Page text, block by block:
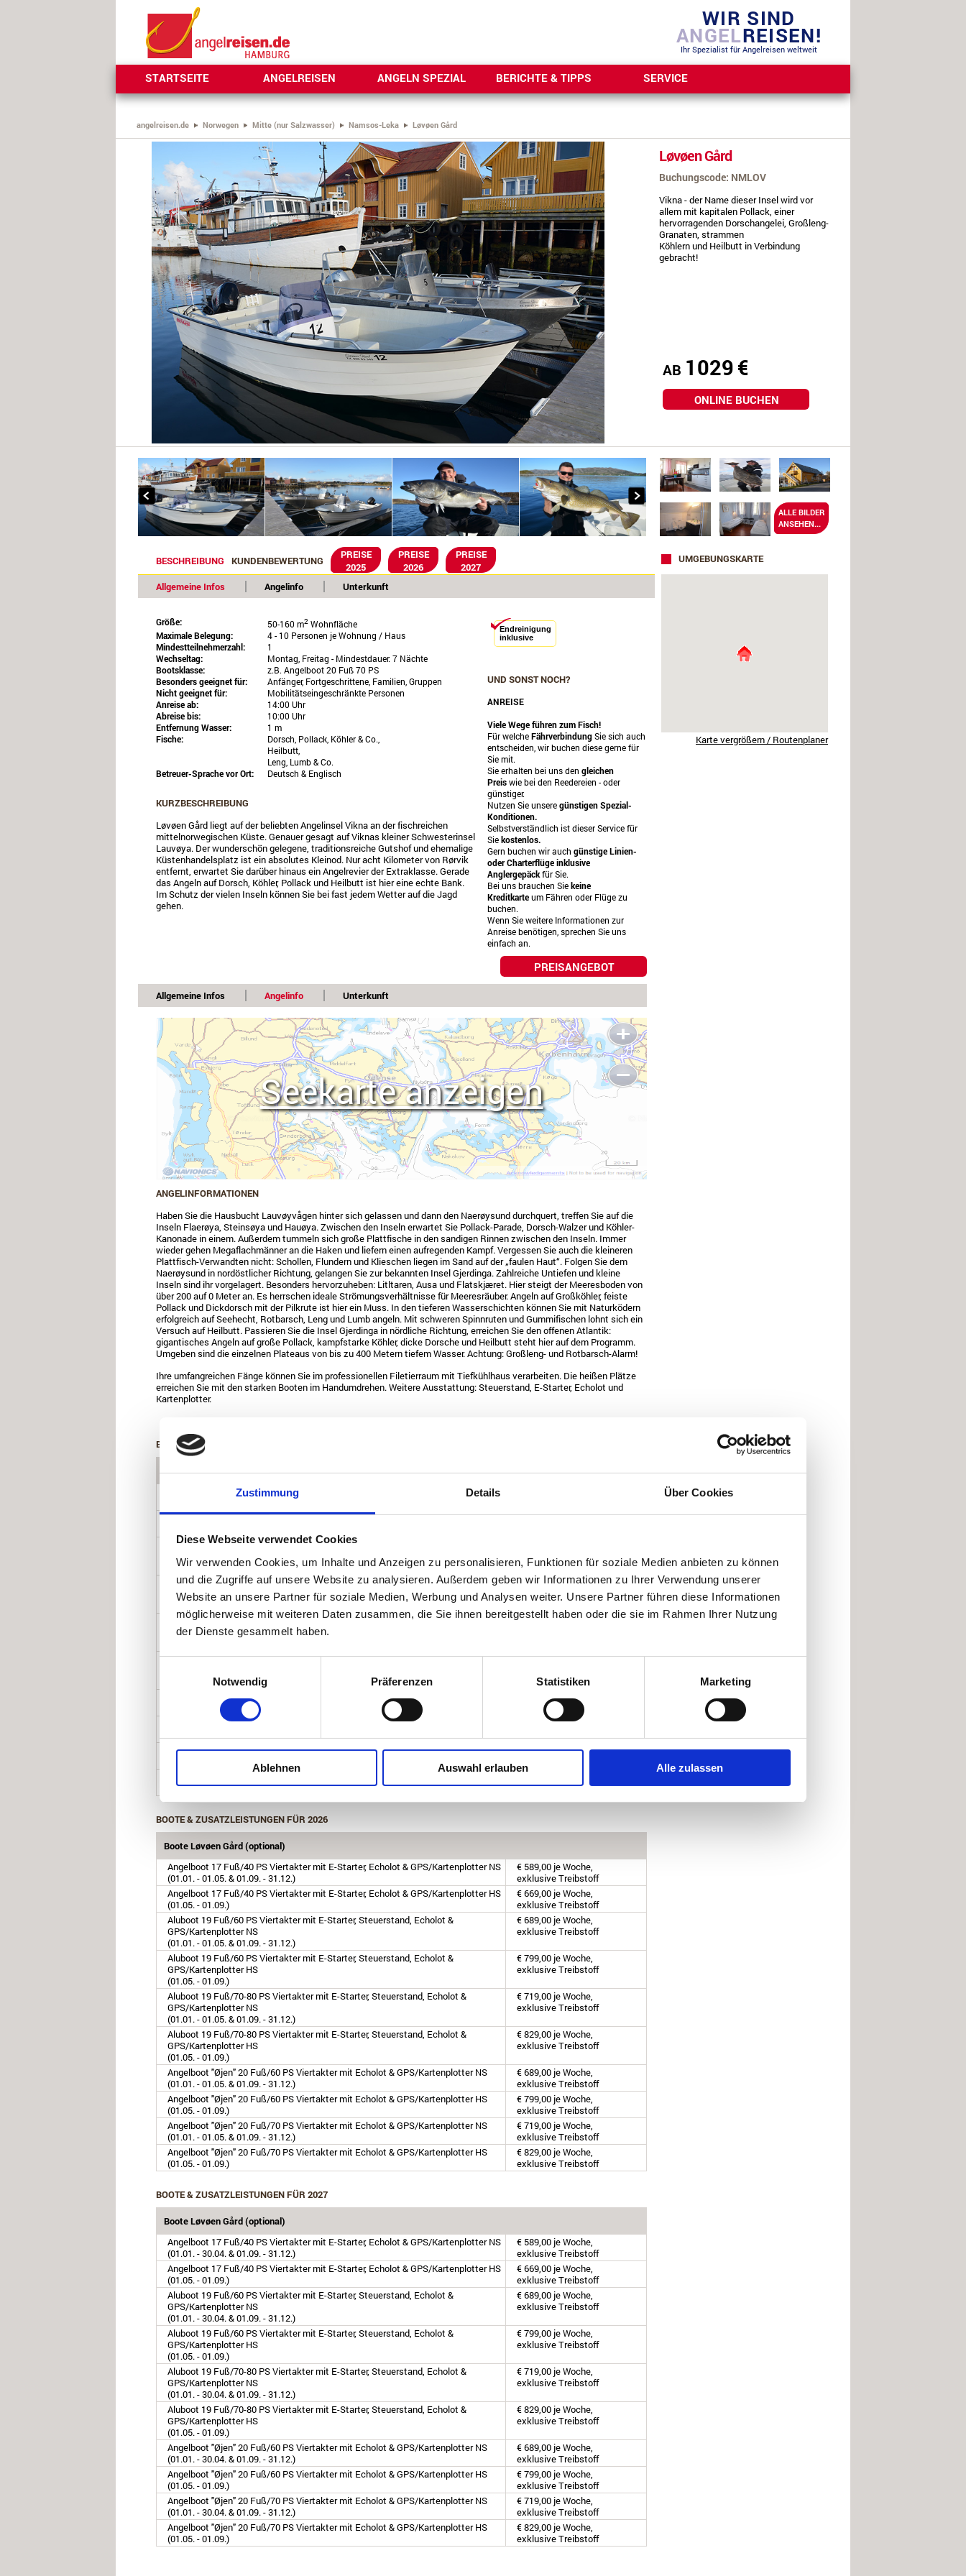
Zustimmung Details Über Cookies
Diese Webseite verwendet Cookies
Wir verwenden Cookies, um Inhalte und Anzeigen zu personalisieren, Funktionen für soziale Medien anbieten zu können
und die Zugriffe auf unsere Website zu analysieren. Außerdem geben wir Informationen zu Ihrer Verwendung unserer
Website an unsere Partner für soziale Medien, Werbung und Analysen weiter. Unsere Partner führen diese Informationen
möglicherweise mit weiteren Daten zusammen, die Sie ihnen bereitgestellt haben oder die sie im Rahmen Ihrer Nutzung
der Dienste gesammelt haben.
Notwendig
Präferenzen Statistiken Marketing
Ablehnen Auswahl erlauben Alle zulassen
WIR SIND
ANGELREISEN!
Ihr Spezialist für Angelreisen weltweit
STARTSEITE ANGELREISEN ANGELN SPEZIAL BERICHTE & TIPPS SERVICE
angelreisen.de Norwegen Mitte (nur Salzwasser) Namsos-Leka Løvøen Gård
Løvøen Gård
Buchungscode: NMLOV
Vikna - der Name dieser Insel wird vor
allem mit kapitalen Pollack, einer
hervorragenden Dorschangelei, Großleng-
Granaten, strammen
Köhlern und Heilbutt in Verbindung
gebracht!
AB 1029€
ONLINE BUCHEN
ALLE BILDER
ANSEHEN...
UMGEBUNGSKARTE
Karte vergrößern / Routenplaner
BESCHREIBUNG KUNDENBEWERTUNG
PREISE
2025
PREISE
2026
PREISE
2027
Allgemeine Infos
Angelinfo Unterkunft
Größe: 50-160 m2 Wohnfläche
Maximale Belegung:
4 - 10 Personen je Wohnung / Haus
Mindestteilnehmerzahl:
1
Wechseltag:
Montag, Freitag - Mindestdauer: 7 Nächte
Bootsklasse:
z.B. Angelboot 20 Fuß 70 PS
Besonders geeignet für:
Anfänger, Fortgeschrittene, Familien, Gruppen
Nicht geeignet für:
Mobilitätseingeschränkte Personen
Anreise ab:
14:00 Uhr
Abreise bis:
10:00 Uhr
Entfernung Wasser:
1 m
Fische:
Dorsch, Pollack, Köhler & Co.,
Heilbutt,
Leng, Lumb & Co.
Betreuer-Sprache vor Ort:
Deutsch & Englisch
KURZBESCHREIBUNG
Løvøen Gård liegt auf der beliebten Angelinsel Vikna an der fischreichen
mittelnorwegischen Küste. Genauer gesagt auf Viknas kleiner Schwesterinsel
Lauvøya. Der wunderschön gelegene, traditionsreiche Gutshof und ehemalige
Küstenhandelsplatz ist ein absolutes Kleinod. Nur acht Kilometer von Rørvik
entfernt, erwartet Sie darüber hinaus ein Angelrevier der Extraklasse. Gerade
das Angeln auf Dorsch, Köhler, Pollack und Heilbutt ist hier eine echte Bank.
Im Schutz der vielen Inseln können Sie bei fast jedem Wetter auf die Jagd
gehen.
Endreinigung
inklusive
UND SONST NOCH?
ANREISE
Viele Wege führen zum Fisch!
Für welcheFährverbindungSie sich auch
entscheiden, wir buchen diese gerne für
Sie mit.
Sie erhalten bei uns den gleichen
Preiswie bei den Reedereien - oder
günstiger.
Nutzen Sie unseregünstigen Spezial-
Konditionen.
Selbstverständlich ist dieser Service für
Siekostenlos.
Gern buchen wir auch günstige Linien-
oder Charterflügeinklusive
Anglergepäckfür Sie.
Bei uns brauchen Siekeine
Kreditkarteum Fähren oder Flüge zu
buchen.
Wenn Sie weitere Informationen zur
Anreise benötigen, sprechen Sie uns
einfach an.
PREISANGEBOT
Allgemeine Infos Angelinfo Unterkunft
Seekarte anzeigen
ANGELINFORMATIONEN
Haben Sie die Hausbucht Lauvøyvågen hinter sich gelassen und dann den Naerøysund durchquert, treffen Sie auf die
Inseln Flaerøya, Steinsøya und Hauøya. Zwischen den Inseln erwartet Sie Pollack-Parade, Dorsch-Walzer und Köhler-
Kanonade in einem. Außerdem tummeln sich große Plattfische in den sandigen Rinnen zwischen den Inseln. Immer
wieder gehen Megaflachmänner an die Haken und liefern einen aufregenden Kampf. Vergessen Sie auch die kleineren
Plattfisch-Verwandten nicht: Schollen, Flundern und Klieschen liegen im Sand auf der „faulen Haut“. Folgen Sie dem
Naerøysund in nordöstlicher Richtung, gelangen Sie zur bekannten Insel Gjerdinga. Zahlreiche Untiefen und kleine
Inseln sind ihr vorgelagert. Besonders hervorzuheben: Litltaren, Ausa und Flatskjæret. Hier steigt der Meeresboden von
über 200 auf 0 Meter an. Es herrschen ideale Strömungsverhältnisse für Meeresräuber. Angeln auf Großköhler, feiste
Pollack und Dickdorsch mit der Pilkrute ist hier ein Muss. In den tieferen Wasserschichten können Sie mit Naturködern
erfolgreich auf Seehecht, Rotbarsch, Leng und Lumb angeln. Mit schweren Spinnruten und Gummifischen lohnt sich ein
Versuch auf Heilbutt. Passieren Sie die Insel Gjerdinga in nördliche Richtung, erreichen Sie den offenen Atlantik:
gigantisches Angeln auf große Pollack, kampfstarke Köhler, dicke Dorsche und Heilbutt steht hier auf dem Programm.
Umgeben sind die einzelnen Plateaus von bis zu 400 Metern tiefem Wasser. Achtung: Großleng- und Rotbarsch-Alarm!
Ihre umfangreichen Fänge können Sie im professionellen Filetierraum mit Tiefkühlhaus verarbeiten. Die heißen Plätze
erreichen Sie mit den starken Booten im Handumdrehen. Weitere Ausstattung: Steuerstand, E-Starter, Echolot und
Kartenplotter.
BOOTE & ZUSATZLEISTUNGEN FÜR 2025
Boote Løvøen Gård (optional)
Angelboot 17 Fuß/40 PS Viertakter mit E-Starter, Echolot & GPS/Kartenplotter NS
(01.01. - 01.05. & 01.09. - 31.12.2024)
Angelboot 17 Fuß/40 PS Viertakter mit E-Starter, Echolot & GPS/Kartenplotter HS
€ 679,00 je Woche,
Aluboot 19 Fuß/60 PS Viertakter mit E-Starter, Steuerstand, Echolot &
GPS/Kartenplotter NS
(01.01. - 01.05. & 01.09. - 31.12.2024)
exklusive Treibstoff
Aluboot 19 Fuß/60 PS Viertakter mit E-Starter, Steuerstand, Echolot &
GPS/Kartenplotter HS
€ 799,00 je Woche,
exklusive Treibstoff
Aluboot 19 Fuß/70-80 PS Viertakter mit E-Starter, Steuerstand, Echolot &
GPS/Kartenplotter NS
€ 729,00 je Woche,
Aluboot 19 Fuß/70-80 PS Viertakter mit E-Starter, Steuerstand, Echolot &
(01.05. - 01.09.2024)
€ 839,00 je Woche,
Angelboot "Øjen" 20 Fuß/60 PS Viertakter mit Echolot & GPS/Kartenplotter NS
(01.01. - 01.05. & 01.09. - 31.12.2024)
€ 699,00 je Woche,
exklusive Treibstoff
Angelboot "Øjen" 20 Fuß/60 PS Viertakter mit Echolot & GPS/Kartenplotter HS
(01.05. - 01.09.2024)
€ 799,00 je Woche,
exklusive Treibstoff
Angelboot "Øjen" 20 Fuß/70 PS Viertakter mit Echolot & GPS/Kartenplotter NS
(01.01. - 01.05. & 01.09. - 31.12.2024)
€ 729,00 je Woche,
(01.05. - 01.09.2024)
exklusive Treibstoff
BOOTE & ZUSATZLEISTUNGEN FÜR 2026
Boote Løvøen Gård (optional)
Angelboot 17 Fuß/40 PS Viertakter mit E-Starter, Echolot & GPS/Kartenplotter NS
(01.01. - 01.05. & 01.09. - 31.12.)
€ 589,00 je Woche,
exklusive Treibstoff
Angelboot 17 Fuß/40 PS Viertakter mit E-Starter, Echolot & GPS/Kartenplotter HS
(01.05. - 01.09.)
€ 669,00 je Woche,
exklusive Treibstoff
Aluboot 19 Fuß/60 PS Viertakter mit E-Starter, Steuerstand, Echolot &
GPS/Kartenplotter NS
(01.01. - 01.05. & 01.09. - 31.12.)
€ 689,00 je Woche,
exklusive Treibstoff
Aluboot 19 Fuß/60 PS Viertakter mit E-Starter, Steuerstand, Echolot &
GPS/Kartenplotter HS
(01.05. - 01.09.)
€ 799,00 je Woche,
exklusive Treibstoff
Aluboot 19 Fuß/70-80 PS Viertakter mit E-Starter, Steuerstand, Echolot &
GPS/Kartenplotter NS
(01.01. - 01.05. & 01.09. - 31.12.)
€ 719,00 je Woche,
exklusive Treibstoff
Aluboot 19 Fuß/70-80 PS Viertakter mit E-Starter, Steuerstand, Echolot &
GPS/Kartenplotter HS
(01.05. - 01.09.)
€ 829,00 je Woche,
exklusive Treibstoff
Angelboot "Øjen" 20 Fuß/60 PS Viertakter mit Echolot & GPS/Kartenplotter NS
(01.01. - 01.05. & 01.09. - 31.12.)
€ 689,00 je Woche,
exklusive Treibstoff
Angelboot "Øjen" 20 Fuß/60 PS Viertakter mit Echolot & GPS/Kartenplotter HS
(01.05. - 01.09.)
€ 799,00 je Woche,
exklusive Treibstoff
Angelboot "Øjen" 20 Fuß/70 PS Viertakter mit Echolot & GPS/Kartenplotter NS
(01.01. - 01.05. & 01.09. - 31.12.)
€ 719,00 je Woche,
exklusive Treibstoff
Angelboot "Øjen" 20 Fuß/70 PS Viertakter mit Echolot & GPS/Kartenplotter HS
(01.05. - 01.09.)
€ 829,00 je Woche,
exklusive Treibstoff
BOOTE & ZUSATZLEISTUNGEN FÜR 2027
Boote Løvøen Gård (optional)
Angelboot 17 Fuß/40 PS Viertakter mit E-Starter, Echolot & GPS/Kartenplotter NS
(01.01. - 30.04. & 01.09. - 31.12.)
€ 589,00 je Woche,
exklusive Treibstoff
Angelboot 17 Fuß/40 PS Viertakter mit E-Starter, Echolot & GPS/Kartenplotter HS
(01.05. - 01.09.)
€ 669,00 je Woche,
exklusive Treibstoff
Aluboot 19 Fuß/60 PS Viertakter mit E-Starter, Steuerstand, Echolot &
GPS/Kartenplotter NS
(01.01. - 30.04. & 01.09. - 31.12.)
€ 689,00 je Woche,
exklusive Treibstoff
Aluboot 19 Fuß/60 PS Viertakter mit E-Starter, Steuerstand, Echolot &
GPS/Kartenplotter HS
(01.05. - 01.09.)
€ 799,00 je Woche,
exklusive Treibstoff
Aluboot 19 Fuß/70-80 PS Viertakter mit E-Starter, Steuerstand, Echolot &
GPS/Kartenplotter NS
(01.01. - 30.04. & 01.09. - 31.12.)
€ 719,00 je Woche,
exklusive Treibstoff
Aluboot 19 Fuß/70-80 PS Viertakter mit E-Starter, Steuerstand, Echolot &
GPS/Kartenplotter HS
(01.05. - 01.09.)
€ 829,00 je Woche,
exklusive Treibstoff
Angelboot "Øjen" 20 Fuß/60 PS Viertakter mit Echolot & GPS/Kartenplotter NS
(01.01. - 30.04. & 01.09. - 31.12.)
€ 689,00 je Woche,
exklusive Treibstoff
Angelboot "Øjen" 20 Fuß/60 PS Viertakter mit Echolot & GPS/Kartenplotter HS
(01.05. - 01.09.)
€ 799,00 je Woche,
exklusive Treibstoff
Angelboot "Øjen" 20 Fuß/70 PS Viertakter mit Echolot & GPS/Kartenplotter NS
(01.01. - 30.04. & 01.09. - 31.12.)
€ 719,00 je Woche,
exklusive Treibstoff
Angelboot "Øjen" 20 Fuß/70 PS Viertakter mit Echolot & GPS/Kartenplotter HS
(01.05. - 01.09.)
€ 829,00 je Woche,
exklusive Treibstoff